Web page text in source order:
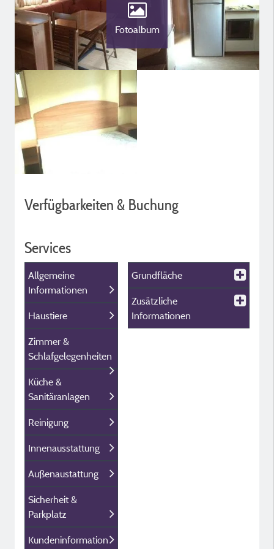
Fotoalbum
Verfügbarkeiten & Buchung
Services
Allgemeine
Informationen
Haustiere
Zimmer &
Schlafgelegenheiten
Küche &
Sanitäranlagen
Reinigung
Innenausstattung
Außenaustattung
Sicherheit &
Parkplatz
Kundeninformation
Grundfläche
Zusätzliche
Informationen